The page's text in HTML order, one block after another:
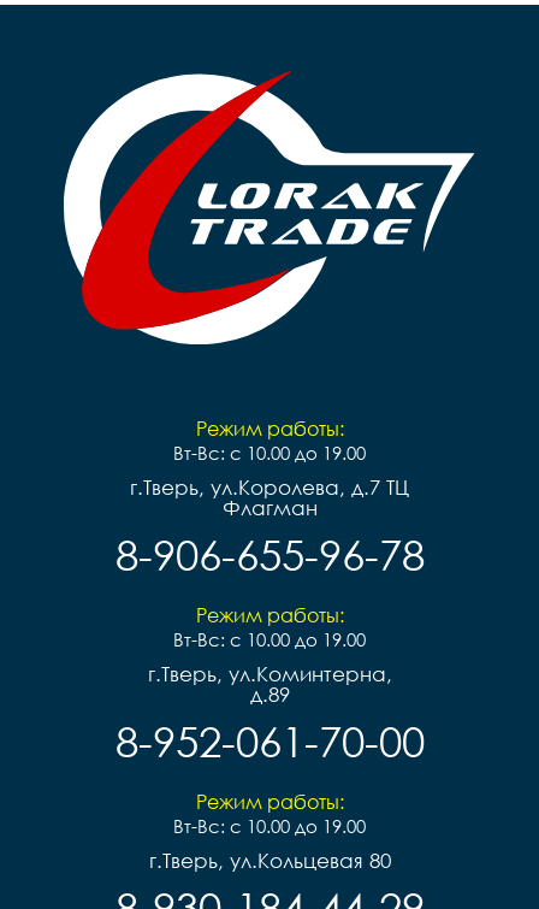
Режим работы:
Вт-Вс: с 10.00 до 19.00
г.Тверь, ул.Королева, д.7 ТЦ
Флагман
8-906-655-96-78
Режим работы:
Вт-Вс: с 10.00 до 19.00
г.Тверь, ул.Коминтерна,
д.89
8-952-061-70-00
Режим работы:
Вт-Вс: с 10.00 до 19.00
г.Тверь, ул.Кольцевая 80